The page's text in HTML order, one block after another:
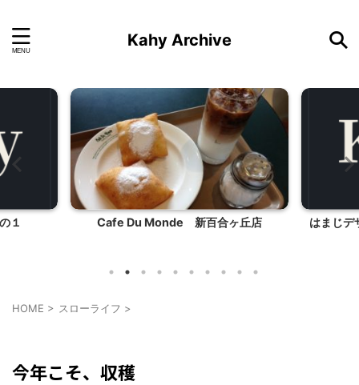
Kahy Archive
店
はまじデザインWポケット水玉ポーチ付
HOME > スローライフ >
今年こそ、収穫